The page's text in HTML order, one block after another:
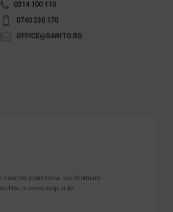
0314 100 110
0740 230 170
OFFICE@SANITO.RO
caracter promotional sau informativ
tau in acest scop, si de